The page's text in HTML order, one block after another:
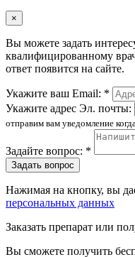
×
Вы можете задать
квалифицированному
ответ появится на сайте.
Укажите ваш Email: *
Укажите адрес Эл. почты:
отправим вам уведомление
Задайте вопрос: *
Задать вопрос
Нажимая на кнопку, вы
персональных данных
Заказать препарат или
Вы сможете получить